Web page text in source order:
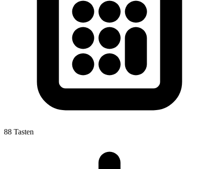
88 Tasten